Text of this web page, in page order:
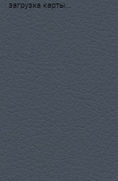
загрузка карты...